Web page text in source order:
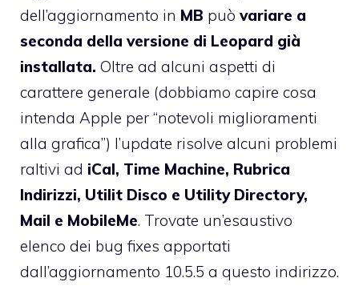
dell’aggiornamento in MB può variare a
seconda della versione di Leopard già
installata. Oltre ad alcuni aspetti di
carattere generale (dobbiamo capire cosa
intenda Apple per “notevoli miglioramenti
alla grafica”) l’update risolve alcuni problemi
raltivi ad iCal, Time Machine, Rubrica
Indirizzi, Utilit Disco e Utility Directory,
Mail e MobileMe. Trovate un’esaustivo
elenco dei bug fixes apportati
dall’aggiornamento 10.5.5 a questo indirizzo.